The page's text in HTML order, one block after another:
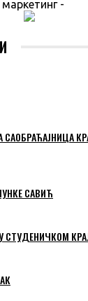
маркетинг -
САОБРАЋАЈНИЦА
САВИЋ
СТУДЕНИЧКОМ